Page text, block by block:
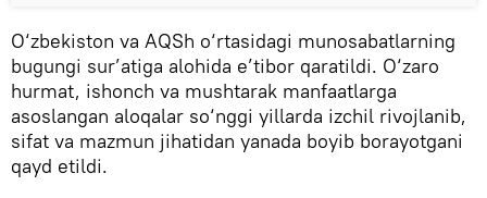
O‘zbekiston va AQSh o‘rtasidagi munosabatlarning
bugungi sur’atiga alohida e’tibor qaratildi. O‘zaro
hurmat, ishonch va mushtarak manfaatlarga
asoslangan aloqalar so‘nggi yillarda izchil rivojlanib,
sifat va mazmun jihatidan yanada boyib borayotgani
qayd etildi.